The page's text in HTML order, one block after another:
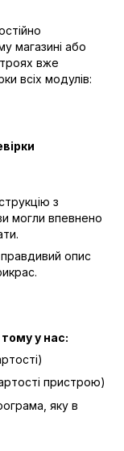
магазині або
вже
всіх модулів:
з
могли впевнено
опис
у нас:
пристрою)
яку в